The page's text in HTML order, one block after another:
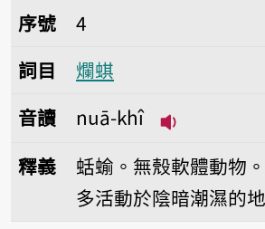
序號4爛蜞
序號
4
詞目
爛蜞
音讀
nuā-khî
釋義
蛞蝓。無殼軟體動物
多活動於陰暗潮濕的